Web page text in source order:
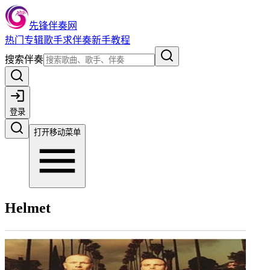
先锋伴奏网
热门 专辑歌手求伴奏新手教程
搜索伴奏
登录
打开移动菜单
Helmet